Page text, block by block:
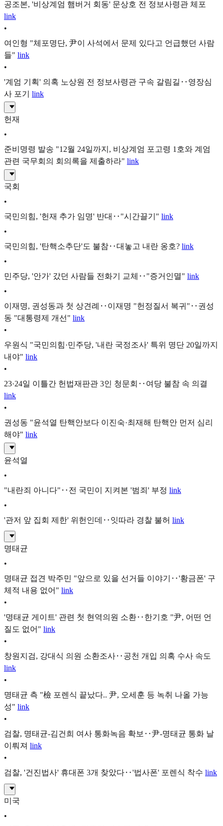
공조본, '비상계엄 햄버거 회동' 문상호 전 정보사령관 체포
link
•
여인형 "체포명단, 尹이 사석에서 문제 있다고 언급했던 사람
들" link
•
'계엄 기획' 의혹 노상원 전 정보사령관 구속 갈림길‥영장심
사 포기 link
헌재
•
준비명령 발송 "12월 24일까지, 비상계엄 포고령 1호와 계엄
관련 국무회의 회의록을 제출하라" link
국회
•
국민의힘, '헌재 추가 임명' 반대‥"시간끌기" link
•
국민의힘, '탄핵소추단'도 불참‥대놓고 내란 옹호? link
•
민주당, '안가' 갔던 사람들 전화기 교체‥"증거인멸" link
•
이재명, 권성동과 첫 상견례‥이재명 "헌정질서 복귀"‥권성
동 "대통령제 개선" link
•
우원식 "국민의힘·민주당, '내란 국정조사' 특위 명단 20일까지
내야" link
•
23·24일 이틀간 헌법재판관 3인 청문회‥여당 불참 속 의결
link
•
권성동 "윤석열 탄핵안보다 이진숙·최재해 탄핵안 먼저 심리
해야" link
윤석열
•
"내란죄 아니다"‥전 국민이 지켜본 '범죄' 부정 link
•
'관저 앞 집회 제한' 위헌인데‥잇따라 경찰 불허 link
명태균
•
명태균 접견 박주민 "앞으로 있을 선거들 이야기‥'황금폰' 구
체적 내용 없어" link
•
'명태균 게이트' 관련 첫 현역의원 소환‥한기호 "尹, 어떤 언
질도 없어" link
•
창원지검, 강대식 의원 소환조사‥공천 개입 의혹 수사 속도
link
•
명태균 측 "檢 포렌식 끝났다.. 尹, 오세훈 등 녹취 나올 가능
성" link
•
검찰, 명태균-김건희 여사 통화녹음 확보‥尹-명태균 통화 날
이뤄져 link
•
검찰, '건진법사' 휴대폰 3개 찾았다‥'법사폰' 포렌식 착수 link
미국
•